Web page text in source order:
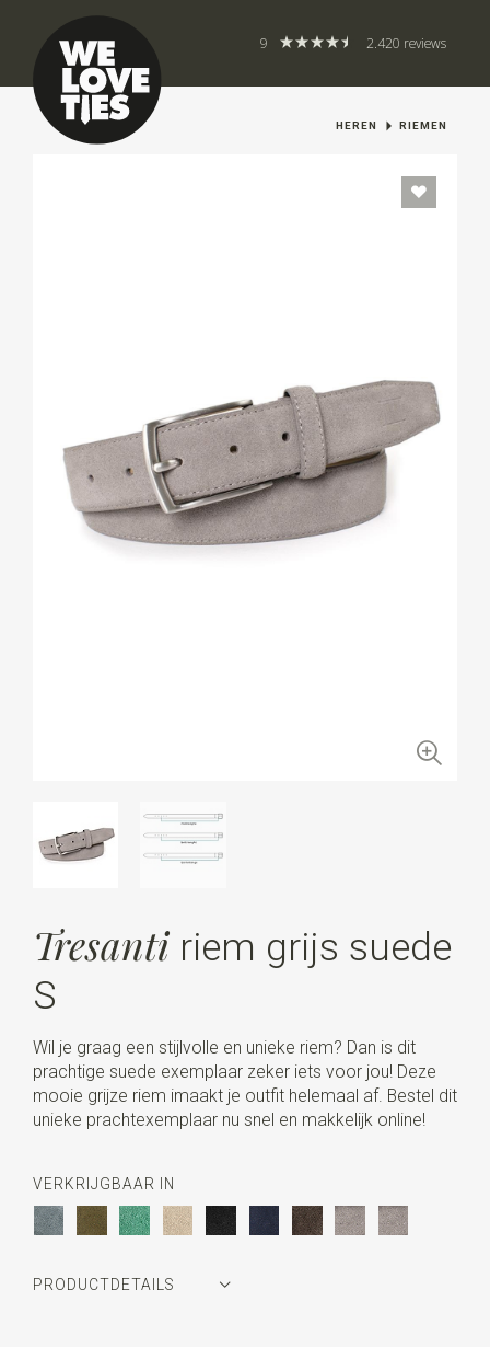
9 2.420 reviews
HEREN RIEMEN
Tresanti riem grijs suede
S
Wil je graag een stijlvolle en unieke riem? Dan is dit
prachtige suede exemplaar zeker iets voor jou! Deze
mooie grijze riem imaakt je outfit helemaal af. Bestel dit
unieke prachtexemplaar nu snel en makkelijk online!
VERKRIJGBAAR IN
PRODUCTDETAILS